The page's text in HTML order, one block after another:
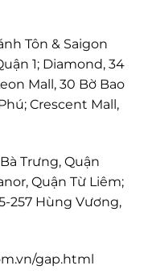
Tôn & Saigon
1; Diamond, 34
Mall, 30 Bờ Bao
Crescent Mall,
Trưng, Quận
Quận Từ Liêm;
257 Hùng Vương,
gap.html